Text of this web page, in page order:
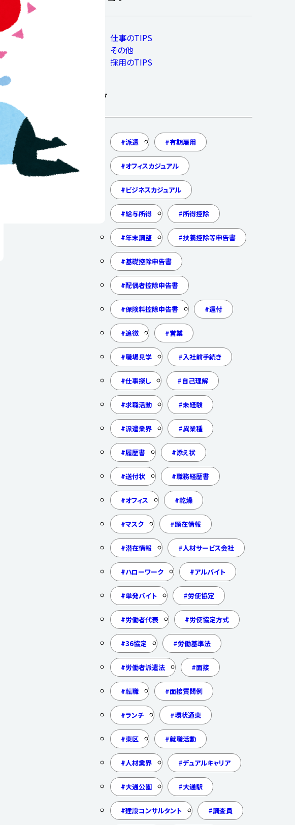
仕事のTIPS
その他
採用のTIPS
タグ
派遣 有期雇用
オフィスカジュアル
ビジネスカジュアル
給与所得 所得控除
年末調整 扶養控除等申告書
基礎控除申告書
配偶者控除申告書
保険料控除申告書 還付
追徴 営業
職場見学 入社前手続き
仕事探し 自己理解
求職活動 未経験
派遣業界 異業種
履歴書 添え状
送付状 職務経歴書
オフィス 乾燥
マスク 顕在情報
潜在情報 人材サービス会社
ハローワーク アルバイト
単発バイト 労使協定
労働者代表 労使協定方式
36協定 労働基準法
労働者派遣法 面接
転職 面接質問例
ランチ 環状通東
東区 就職活動
人材業界 デュアルキャリア
大通公園 大通駅
建設コンサルタント 調査員